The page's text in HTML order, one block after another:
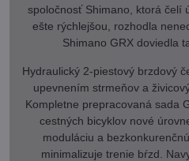
spoločnosť Shimano, ktorá čelí
ešte rýchlejšou, rozhodla
Shimano GRX doviedla
Hydraulický 2-piestový brzdový
upevnením strmeňov a
Kompletne prepracovaná sada
cestných bicyklov nové
moduláciu a
minimalizuje trenie bŕzd.